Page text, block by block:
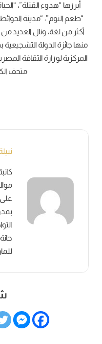
أبرزها “هدوء القتلة”،
“طعم النوم”، “مدينة
أكثر من لغة، ونال العديد من
منها جائزة الدولة
المركزية لوزارة الثقافة
متحف
على